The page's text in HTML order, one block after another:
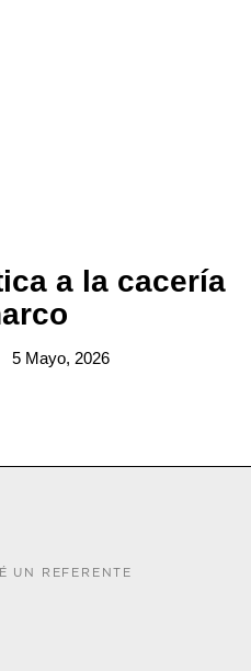
a la cacería
5 Mayo, 2026
UN REFERENTE